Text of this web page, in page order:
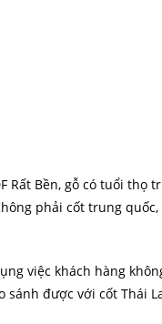
Rất Bền, gỗ có tuổi thọ
phải cốt trung
việc khách hàng
được với cốt Thái